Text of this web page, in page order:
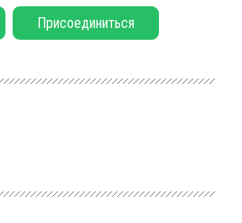
Присоединиться